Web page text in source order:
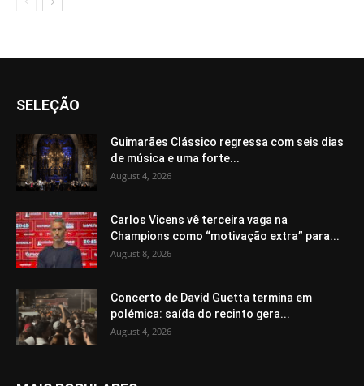
SELEÇÃO
Guimarães Clássico regressa com seis dias
de música e uma forte...
August 4, 2026
Carlos Vicens vê terceira vaga na
Champions como “motivação extra” para...
August 8, 2026
Concerto de David Guetta termina em
polémica: saída do recinto gera...
August 4, 2026